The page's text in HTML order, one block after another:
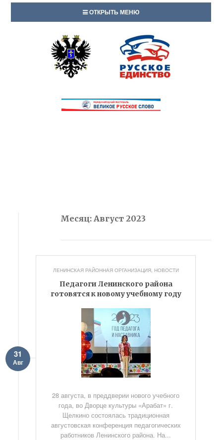
ОТКРЫТЬ МЕНЮ
Месяц:Август 2023
ЛЕНИНСКАЯ РАЙОННАЯ ОРГАНИЗАЦИЯ, НОВОСТИ
Педагоги Ленинского района
готовятся к новому учебному году
31
Авг
28 августа, в преддверии нового учебного
года, во Дворце культуры «Арабат» г.
Щелкино состоялась традиционная
августовская конференция педагогических
работников Ленинского района. На...